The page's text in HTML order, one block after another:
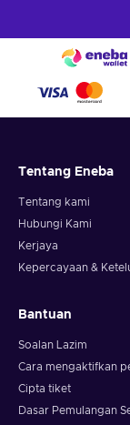
Tentang Eneba
Tentang kami
Hubungi Kami
Kerjaya
Kepercayaan &
Bantuan
Soalan Lazim
Cara mengaktifkan
Cipta tiket
Dasar Pemulangan